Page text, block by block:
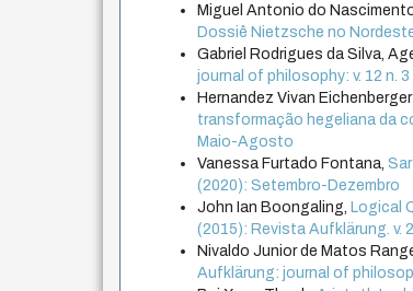
Miguel Antonio do
Dossiê Nietzsche no
Gabriel Rodrigues da Silva,
journal of philosophy: v. 12 n. 3
Hernandez Vivan
transformação hegeliana da
Maio-Agosto
Vanessa Furtado Fontana,
(2020): Setembro-Dezembro
John Ian Boongaling, Logical
(2015): Revista Aufklärung. v.
Nivaldo Junior de Matos
Aufklärung: journal of